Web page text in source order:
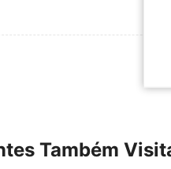
Também